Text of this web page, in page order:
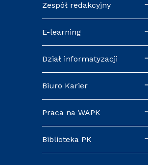
Zespół redakcyjny
E-learning
Dział informatyzacji
Biuro Karier
Praca na WAPK
Biblioteka PK